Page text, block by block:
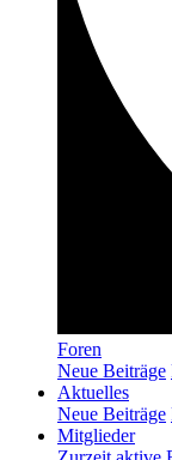
Foren
Neue Beiträge
Aktuelles
Neue Beiträge
Mitglieder